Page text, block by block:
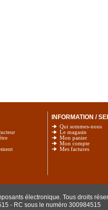
INFORMATION /
Qui sommes-nous
Le magasin
Mon panier
Mon compte
Mes factures
électronique. Tous droits
- RC sous le numéro 300984515